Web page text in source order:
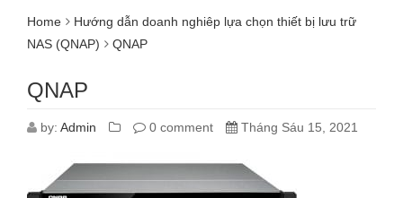
Home
Hướng dẫn doanh nghiêp lựa chọn thiết bị lưu trữ
NAS (QNAP)
QNAP
QNAP
by: Admin 0 comment Tháng Sáu 15, 2021